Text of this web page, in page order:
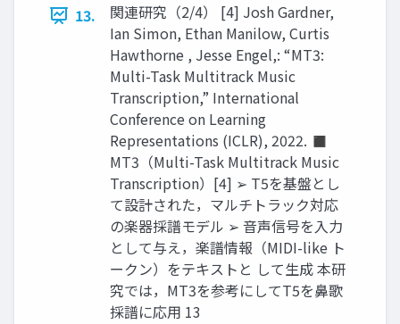
13.
関連研究（2/4） [4] Josh Gardner,
Ian Simon, Ethan Manilow, Curtis
Hawthorne , Jesse Engel,: “MT3:
Multi-Task Multitrack Music
Transcription,” International
Conference on Learning
Representations (ICLR), 2022. ◼
MT3（Multi-Task Multitrack Music
Transcription）[4] ➢ T5を基盤とし
て設計された，マルチトラック対応
の楽器採譜モデル ➢ 音声信号を入力
として与え，楽譜情報（MIDI-like ト
ークン）をテキストと して生成 本研
究では，MT3を参考にしてT5を鼻歌
採譜に応用 13